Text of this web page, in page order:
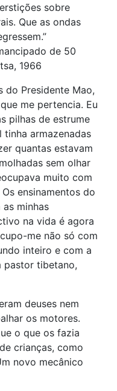
sobre
Que as ondas
de 50
1966
do Presidente Mao,
me pertencia. Eu
pilhas de estrume
armazenadas
quantas estavam
sem olhar
muito com
ensinamentos do
minhas
na vida é agora
me não só com
inteiro e com a
pastor tibetano,
deuses nem
os motores.
o que os fazia
crianças, como
novo mecânico